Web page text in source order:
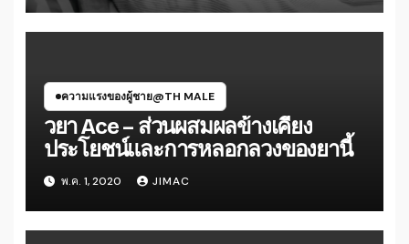
ความแรงของผู้ชาย@TH MALE
วยา Ace – ส่วนผสมผลข้างเคียง
ประโยชน์และการหลอกลวงของยานี้
พ.ค. 1, 2020 JIMAC